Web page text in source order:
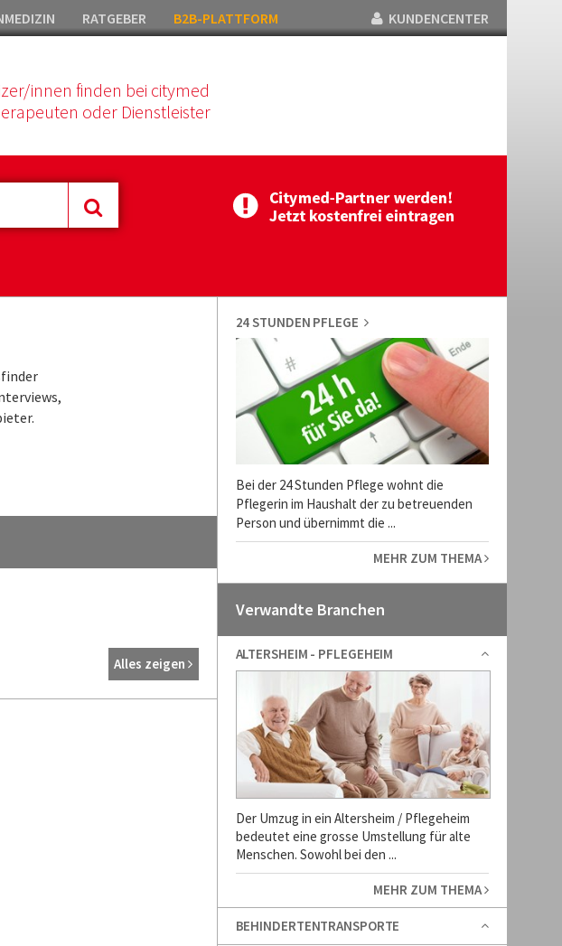
RATGEBER B2B-PLATTFORM KUNDENCENTER
innen finden bei citymed
oder Dienstleister
Alles zeigen
24 STUNDEN PFLEGE
Bei der 24 Stunden Pflege wohnt die
Pflegerin im Haushalt der zu betreuenden
Person und übernimmt die ...
MEHR ZUM THEMA
Verwandte Branchen
ALTERSHEIM - PFLEGEHEIM
Der Umzug in ein Altersheim / Pflegeheim
bedeutet eine grosse Umstellung für alte
Menschen. Sowohl bei den ...
MEHR ZUM THEMA
BEHINDERTENTRANSPORTE